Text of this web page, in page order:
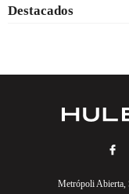
Destacados
Metrópoli Abierta,